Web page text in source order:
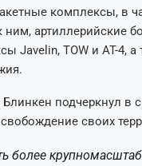
комплексы, в
артиллерийские
Javelin, TOW и AT-4,
подчеркнул в
своих
более